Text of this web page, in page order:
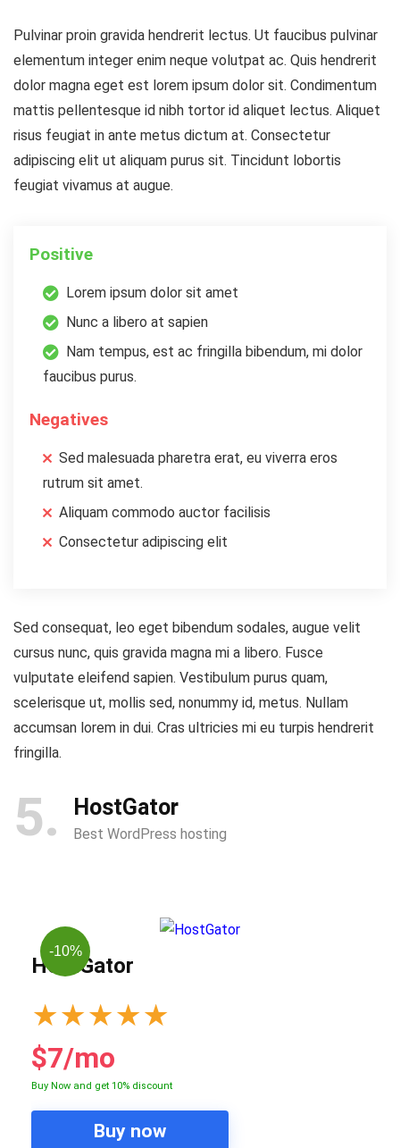
Pulvinar proin gravida hendrerit lectus. Ut faucibus pulvinar
elementum integer enim neque volutpat ac. Quis hendrerit
dolor magna eget est lorem ipsum dolor sit. Condimentum
mattis pellentesque id nibh tortor id aliquet lectus. Aliquet
risus feugiat in ante metus dictum at. Consectetur
adipiscing elit ut aliquam purus sit. Tincidunt lobortis
feugiat vivamus at augue.
Positive
Lorem ipsum dolor sit amet
Nunc a libero at sapien
Nam tempus, est ac fringilla bibendum, mi dolor
faucibus purus.
Negatives
Sed malesuada pharetra erat, eu viverra eros
rutrum sit amet.
Aliquam commodo auctor facilisis
Consectetur adipiscing elit
Sed consequat, leo eget bibendum sodales, augue velit
cursus nunc, quis gravida magna mi a libero. Fusce
vulputate eleifend sapien. Vestibulum purus quam,
scelerisque ut, mollis sed, nonummy id, metus. Nullam
accumsan lorem in dui. Cras ultricies mi eu turpis hendrerit
fringilla.
5 HostGator
Best WordPress hosting
-10%
HostGator
★★★★★
$7/mo
Buy Now and get 10% discount
Buy now